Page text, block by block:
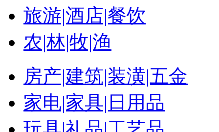
旅游|酒店|餐饮
农|林|牧|渔
房产|建筑|装潢|五金
家电|家具|日用品